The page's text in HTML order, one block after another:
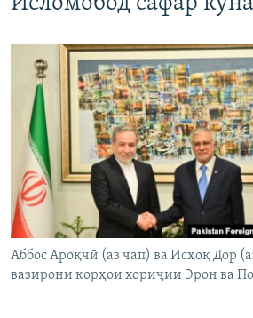
Аббос Ароқчӣ (аз чап) ва Исҳоқ Дор
вазирони корҳои хориҷии Эрон ва